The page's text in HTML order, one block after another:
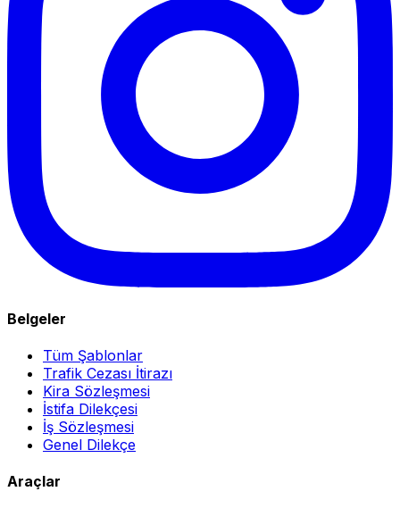
Belgeler
Tüm Şablonlar
Trafik Cezası İtirazı
Kira Sözleşmesi
İstifa Dilekçesi
İş Sözleşmesi
Genel Dilekçe
Araçlar